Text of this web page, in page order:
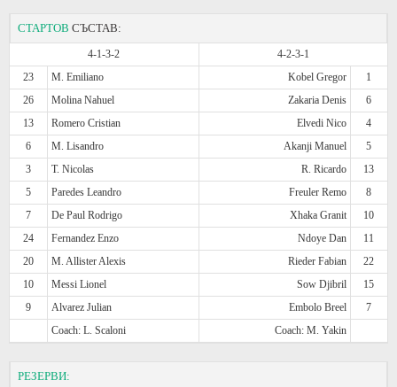
СТАРТОВ СЪСТАВ:
4-1-3-2
4-2-3-1
23
M. Emiliano Kobel Gregor
1
26
Molina Nahuel Zakaria Denis
6
13
Romero Cristian Elvedi Nico
4
6
M. Lisandro Akanji Manuel
5
3
T. Nicolas R. Ricardo
13
5
Paredes Leandro Freuler Remo
8
7
De Paul Rodrigo Xhaka Granit
10
24
Fernandez Enzo Ndoye Dan
11
20
M. Allister Alexis Rieder Fabian
22
10
Messi Lionel Sow Djibril
15
9
Alvarez Julian Embolo Breel
7
Coach: L. Scaloni
Coach: M. Yakin
РЕЗЕРВИ: